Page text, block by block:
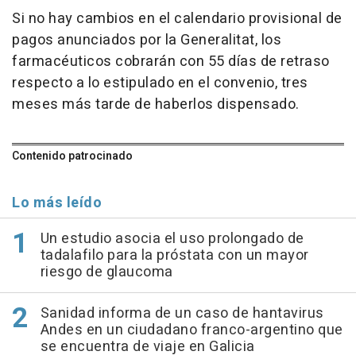
Si no hay cambios en el calendario provisional de
pagos anunciados por la Generalitat, los
farmacéuticos cobrarán con 55 días de retraso
respecto a lo estipulado en el convenio, tres
meses más tarde de haberlos dispensado.
Contenido patrocinado
Lo más leído
Un estudio asocia el uso prolongado de
tadalafilo para la próstata con un mayor
riesgo de glaucoma
Sanidad informa de un caso de hantavirus
Andes en un ciudadano franco-argentino que
se encuentra de viaje en Galicia